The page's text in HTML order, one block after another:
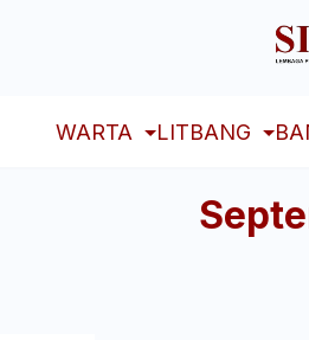
WARTA LITBANG